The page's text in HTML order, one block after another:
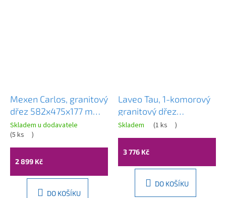
Mexen Carlos, granitový
dřez 582x475x177 mm,
1,5-komorový, bílá,
6518581500-20
Skladem u dodavatele
(5 ks )
2 899 Kč
DO KOŠÍKU
Laveo Tau, 1-komorový
granitový dřez
700x500x215 mm, bílá,
LAV-SBT_6107
Skladem (1 ks )
3 776 Kč
DO KOŠÍKU